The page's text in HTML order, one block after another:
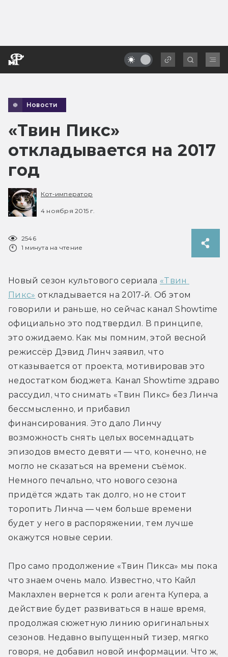
Новости
«Твин Пикс»
откладывается на 2017
год
Кот-император
4 ноября 2015 г.
2546
1 минута на чтение
Новый сезон культового сериала «Твин
Пикс» откладывается на 2017-й. Об этом
говорили и раньше, но сейчас канал Showtime
официально это подтвердил. В принципе,
это ожидаемо. Как мы помним, этой весной
режиссёр Дэвид Линч заявил, что
отказывается от проекта, мотивировав это
недостатком бюджета. Канал Showtime здраво
рассудил, что снимать «Твин Пикс» без Линча
бессмысленно, и прибавил
финансирования. Это дало Линчу
возможность снять целых восемнадцать
эпизодов вместо девяти — что, конечно, не
могло не сказаться на времени съёмок.
Немного печально, что нового сезона
придётся ждать так долго, но не стоит
торопить Линча — чем больше времени
будет у него в распоряжении, тем лучше
окажутся новые серии.
Про само продолжение «Твин Пикса» мы пока
что знаем очень мало. Известно, что Кайл
Маклахлен вернется к роли агента Купера, а
действие будет развиваться в наше время,
продолжая сюжетную линию оригинальных
сезонов. Недавно выпущенный тизер, мягко
говоря, не добавил новой информации. Что ж,